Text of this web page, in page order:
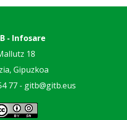
- Infosare
18
Gipuzkoa
77 - gitb@gitb.eus